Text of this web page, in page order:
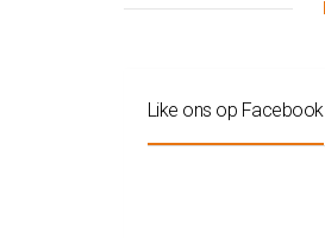
Like ons op Facebook